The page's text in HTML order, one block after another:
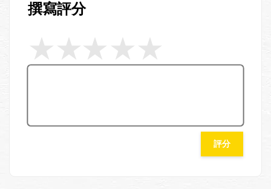
撰寫評分
評分